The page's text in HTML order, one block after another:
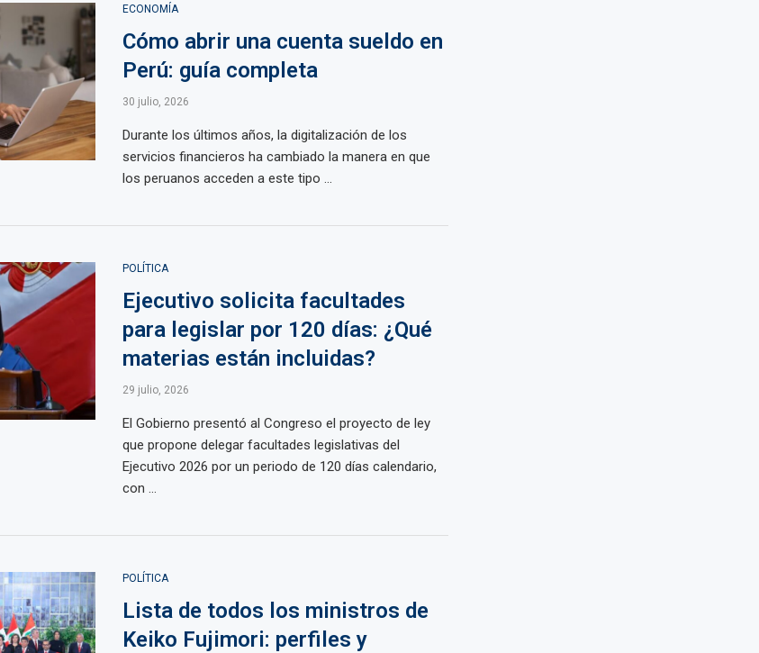
ECONOMÍA
Cómo abrir una cuenta sueldo en
Perú: guía completa
30 julio, 2026
Durante los últimos años, la digitalización de los
servicios financieros ha cambiado la manera en que
los peruanos acceden a este tipo ...
POLÍTICA
Ejecutivo solicita facultades
para legislar por 120 días: ¿Qué
materias están incluidas?
29 julio, 2026
El Gobierno presentó al Congreso el proyecto de ley
que propone delegar facultades legislativas del
Ejecutivo 2026 por un periodo de 120 días calendario,
con ...
POLÍTICA
Lista de todos los ministros de
Keiko Fujimori: perfiles y